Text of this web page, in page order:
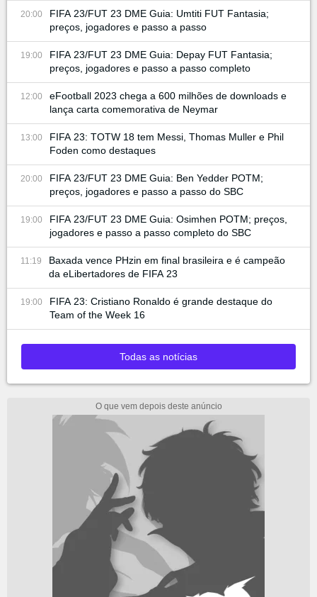
20:00
FIFA 23/FUT 23 DME Guia: Umtiti FUT Fantasia;
preços, jogadores e passo a passo
19:00
FIFA 23/FUT 23 DME Guia: Depay FUT Fantasia;
preços, jogadores e passo a passo completo
12:00
eFootball 2023 chega a 600 milhões de downloads e
lança carta comemorativa de Neymar
13:00
FIFA 23: TOTW 18 tem Messi, Thomas Muller e Phil
Foden como destaques
20:00
FIFA 23/FUT 23 DME Guia: Ben Yedder POTM;
preços, jogadores e passo a passo do SBC
19:00
FIFA 23/FUT 23 DME Guia: Osimhen POTM; preços,
jogadores e passo a passo completo do SBC
11:19
Baxada vence PHzin em final brasileira e é campeão
da eLibertadores de FIFA 23
19:00
FIFA 23: Cristiano Ronaldo é grande destaque do
Team of the Week 16
Todas as notícias